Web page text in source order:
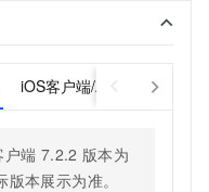
iOS客户端/Android客户端
户端 7.2.2 版本为
本展示为准。